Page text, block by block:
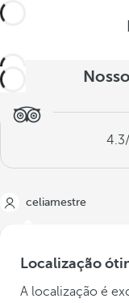
4.3
celiamestre
Localização
A localização é